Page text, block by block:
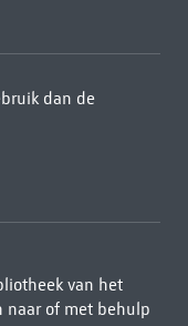
dan de
van het
naar of met behulp